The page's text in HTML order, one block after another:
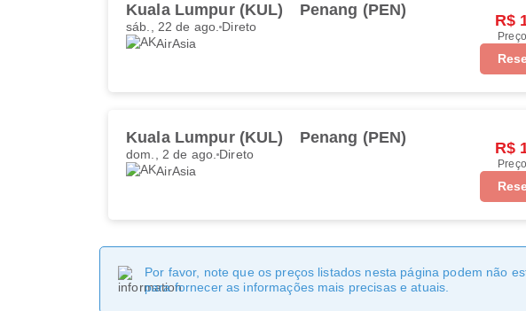
Kuala Lumpur (KUL) Penang (PEN)
sáb., 22 de ago. Direto
AirAsia
R$
Kuala Lumpur (KUL) Penang (PEN)
dom., 2 de ago. Direto
AirAsia
R$
Por favor, note que os preços listados nesta página podem não
para fornecer as informações mais precisas e atuais.